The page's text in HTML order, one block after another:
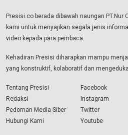
Presisi.co berada dibawah naungan
kami untuk menyajikan segala jenis
video kepada para pembaca.
Kehadiran Presisi diharapkan mampu
yang konstruktif, kolaboratif dan
Tentang Presisi
Redaksi
Pedoman Media Siber
Hubungi Kami
Facebook
Instagram
Twitter
Youtube